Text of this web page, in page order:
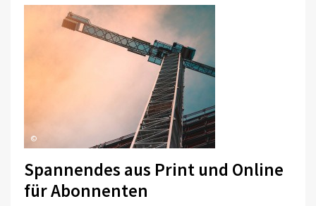
©
Spannendes aus Print und Online
für Abonnenten